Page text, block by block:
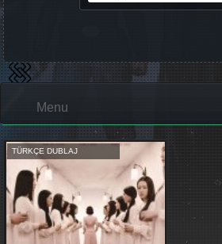
TÜRKÇE DUBLAJ